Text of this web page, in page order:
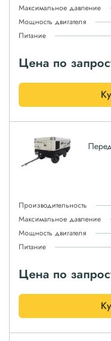
Максимальное давление
Мощность двигателя
Питание
Цена по
Производительность
Максимальное давление
Мощность двигателя
Питание
Цена по